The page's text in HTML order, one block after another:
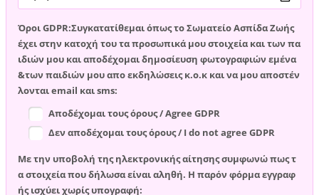
Όροι GDPR:Συγκατατίθεμαι όπως το Σωματείο Ασπίδα Ζωής
έχει στην κατοχή του τα προσωπικά μου στοιχεία και των πα
ιδιών μου και αποδέχομαι δημοσίευση φωτογραφιών εμένα
&των παιδιών μου απο εκδηλώσεις κ.ο.κ και να μου αποστέν
λονται email και sms:
Αποδέχομαι τους όρους / Agree GDPR
Δεν αποδέχομαι τους όρους / I do not agree GDPR
Με την υποβολή της ηλεκτρονικής αίτησης συμφωνώ πως τ
α στοιχεία που δήλωσα είναι αληθή. Η παρόν φόρμα εγγραφ
ής ισχύει χωρίς υπογραφή: